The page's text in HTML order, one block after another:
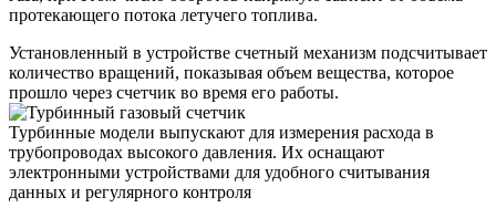
протекающего потока летучего топлива.
Установленный в устройстве счетный механизм подсчитывает
количество вращений, показывая объем вещества, которое
прошло через счетчик во время его работы.
Турбинные модели выпускают для измерения расхода в
трубопроводах высокого давления. Их оснащают
электронными устройствами для удобного считывания
данных и регулярного контроля